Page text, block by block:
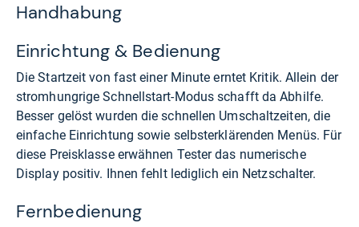
Handhabung
Einrichtung & Bedienung
Die Startzeit von fast einer Minute erntet Kritik. Allein der
stromhungrige Schnellstart-Modus schafft da Abhilfe.
Besser gelöst wurden die schnellen Umschaltzeiten, die
einfache Einrichtung sowie selbsterklärenden Menüs. Für
diese Preisklasse erwähnen Tester das numerische
Display positiv. Ihnen fehlt lediglich ein Netzschalter.
Fernbedienung